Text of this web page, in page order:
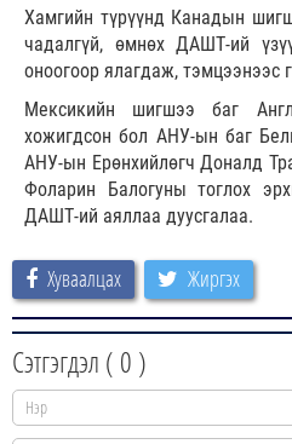
Хамгийн түрүүнд Канадын
чадалгүй, өмнөх ДАШТ-ий
оноогоор ялагдаж, тэмцээнээс
Мексикийн шигшээ баг
хожигдсон бол АНУ-ын баг
АНУ-ын Ерөнхийлөгч Доналд
Фоларин Балогуны тоглох
ДАШТ-ий аяллаа дуусгалаа.
Хуваалцах Жиргэх
Сэтгэгдэл ( 0 )